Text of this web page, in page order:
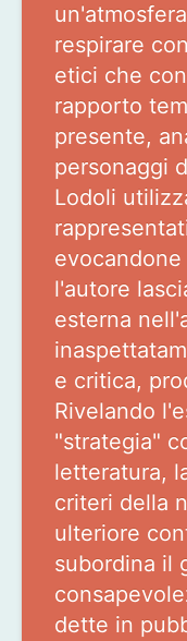
respirare
etici che
rapporto
presente,
personaggi
Lodoli
l'autore
esterna
e critica,
Rivelando
"strategia"
letteratura,
criteri della
ulteriore
subordina il
dette in